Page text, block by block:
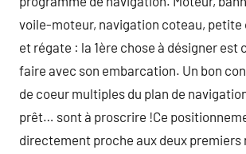
voile-moteur, navigation coteau,
et régate : la 1ère chose à désigner est
faire avec son embarcation. Un bon
de coeur multiples du plan de
prêt… sont à proscrire !Ce
directement proche aux deux premiers